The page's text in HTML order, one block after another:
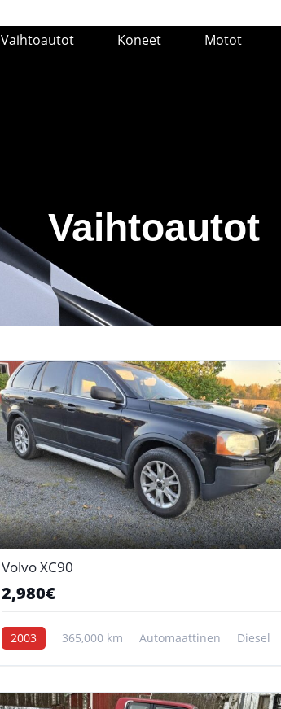
Vaihtoautot Koneet Motot
Vaihtoautot
Volvo XC90
2,980€
2003 365,000 km Automaattinen Diesel